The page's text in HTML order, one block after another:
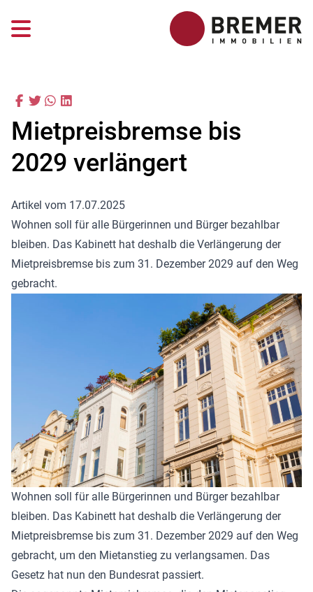
Mietpreisbremse bis
2029 verlängert
Artikel vom 17.07.2025
Wohnen soll für alle Bürgerinnen und Bürger bezahlbar
bleiben. Das Kabinett hat deshalb die Verlängerung der
Mietpreisbremse bis zum 31. Dezember 2029 auf den Weg
gebracht.
Wohnen soll für alle Bürgerinnen und Bürger bezahlbar
bleiben. Das Kabinett hat deshalb die Verlängerung der
Mietpreisbremse bis zum 31. Dezember 2029 auf den Weg
gebracht, um den Mietanstieg zu verlangsamen. Das
Gesetz hat nun den Bundesrat passiert.